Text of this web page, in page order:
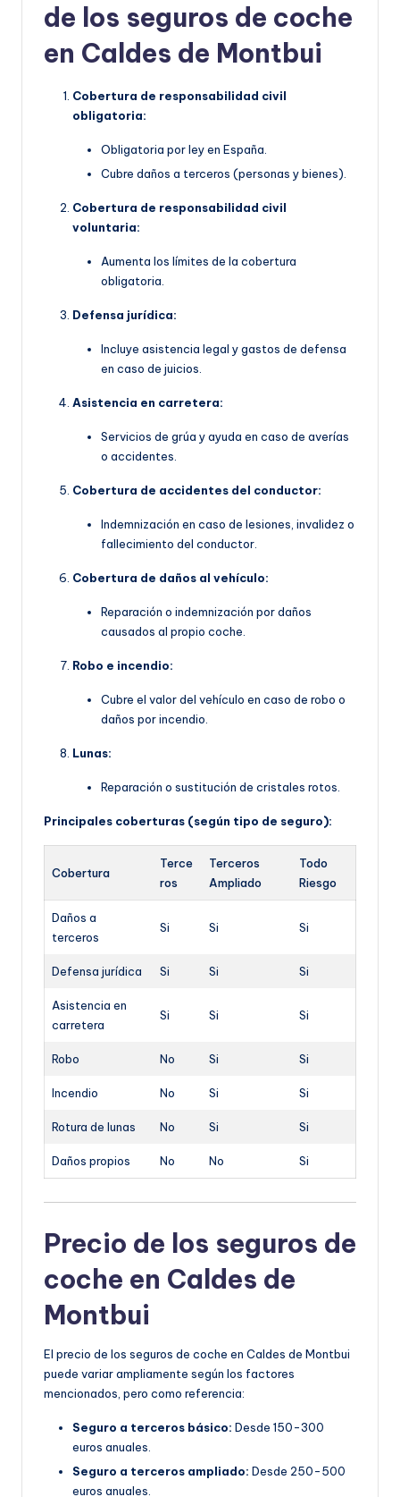
de los seguros de coche
en Caldes de Montbui
Cobertura de responsabilidad civil
obligatoria:
Obligatoria por ley en España.
Cubre daños a terceros (personas y bienes).
Cobertura de responsabilidad civil
voluntaria:
Aumenta los límites de la cobertura
obligatoria.
Defensa jurídica:
Incluye asistencia legal y gastos de defensa
en caso de juicios.
Asistencia en carretera:
Servicios de grúa y ayuda en caso de averías
o accidentes.
Cobertura de accidentes del conductor:
Indemnización en caso de lesiones, invalidez o
fallecimiento del conductor.
Cobertura de daños al vehículo:
Reparación o indemnización por daños
causados al propio coche.
Robo e incendio:
Cubre el valor del vehículo en caso de robo o
daños por incendio.
Lunas:
Reparación o sustitución de cristales rotos.
Principales coberturas (según tipo de seguro):
Cobertura
Terce
ros
Terceros
Ampliado
Todo
Riesgo
Daños a
terceros
Si Si Si
Defensa jurídica Si Si Si
Asistencia en
carretera
Si Si Si
Robo No Si Si
Incendio No Si Si
Rotura de lunas No Si Si
Daños propios No No Si
Precio de los seguros de
coche en Caldes de
Montbui
El precio de los seguros de coche en Caldes de Montbui
puede variar ampliamente según los factores
mencionados, pero como referencia:
Seguro a terceros básico: Desde 150-300
euros anuales.
Seguro a terceros ampliado: Desde 250-500
euros anuales.